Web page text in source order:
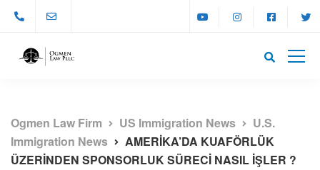
Ogmen Law Firm US Immigration News
U.S.
Immigration News
AMERİKA’DA KUAFÖRLÜK
ÜZERİNDEN SPONSORLUK SÜRECİ NASIL İŞLER ?